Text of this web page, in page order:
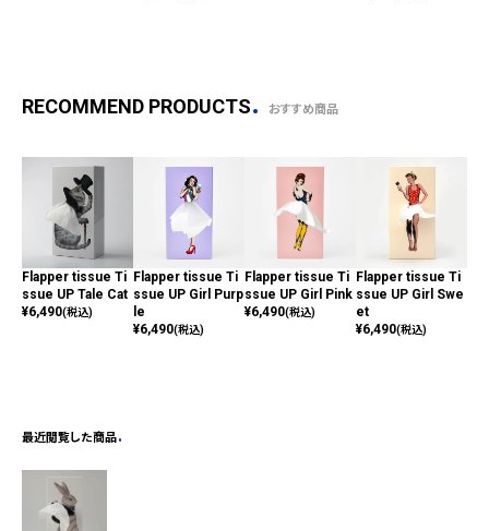
RECOMMEND PRODUCTS おすすめ商品
Flapper tissue Ti
ssue UP Tale Cat
¥6,490(税込)
Flapper tissue Ti
ssue UP Girl Purp
le
¥6,490(税込)
Flapper tissue Ti
ssue UP Girl Pink
¥6,490(税込)
Flapper tissue Ti
ssue UP Girl Swe
et
¥6,490(税込)
最近閲覧した商品